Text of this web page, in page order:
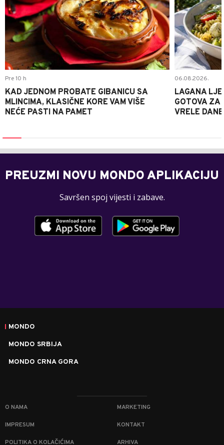
Pre 10 h
KAD JEDNOM PROBATE GIBANICU SA
MLINCIMA, KLASIČNE KORE VAM VIŠE
NEĆE PASTI NA PAMET
06.08.2026.
LAGANA
GOTOVA ZA
VRELE DANE
PREUZMI NOVU MONDO APLIKACIJU
Savršen spoj vijesti i zabave.
MONDO
MONDO SRBIJA
MONDO CRNA GORA
O NAMA MARKETING
IMPRESUM KONTAKT
POLITIKA O KOLAČIĆIMA ARHIVA